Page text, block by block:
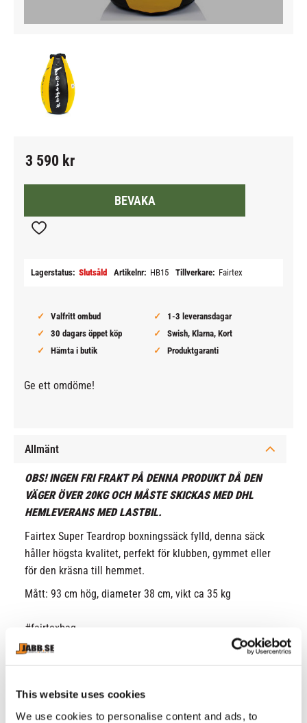
This website uses cookies
We use cookies to personalise content and ads, to
3 590 kr
Lägg till i favoriter
BEVAKA
Lagerstatus Slutsåld Artikelnr HB15 Tillverkare Fairtex
Valfritt ombud
1-3 leveransdagar
30 dagars öppet köp
Swish, Klarna, Kort
Hämta i butik
Produktgaranti
Ge ett omdöme!
Allmänt
OBS! INGEN FRI FRAKT PÅ DENNA PRODUKT DÅ DEN
VÄGER ÖVER 20KG OCH MÅSTE SKICKAS MED DHL
HEMLEVERANS MED LASTBIL.
Fairtex Super Teardrop boxningssäck fylld, denna säck
håller högsta kvalitet, perfekt för klubben, gymmet eller
för den kräsna till hemmet.
Mått: 93 cm hög, diameter 38 cm, vikt ca 35 kg
#fairtexbag
RELATERADE PRODUKTER